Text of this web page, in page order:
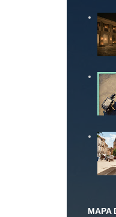
MAPA